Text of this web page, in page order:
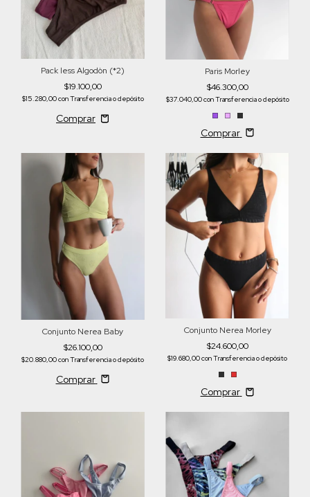
Pack less Algodòn (*2)
$19.100,00
$15.280,00conTransferencia o depósito
Paris Morley
$46.300,00
$37.040,00conTransferencia o depósito
Comprar
Conjunto Nerea Baby
$26.100,00
$20.880,00conTransferencia o depósito
Comprar
Conjunto Nerea Morley
$24.600,00
$19.680,00conTransferencia o depósito
Comprar